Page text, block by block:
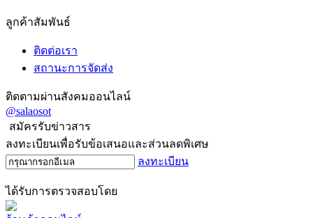
ลูกค้าสัมพันธ์
ติดต่อเรา
สถานะการจัดส่ง
ติดตามผ่านสังคมออนไลน์
@salaosot
สมัครรับข่าวสาร
ลงทะเบียนเพื่อรับข้อเสนอและส่วนลดพิเศษ
ลงทะเบียน
ได้รับการตรวจสอบโดย